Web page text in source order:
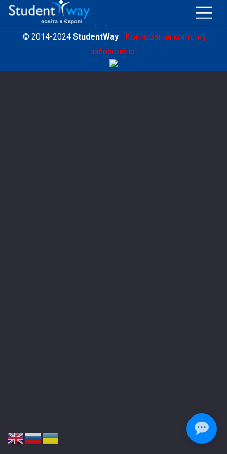
Політика конфіденційності
Договір публічної оферти
© 2014-2024 StudentWay| Копіювання контенту
заборонено!